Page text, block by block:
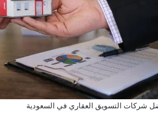
شركات التسويق العقاري في السعودية